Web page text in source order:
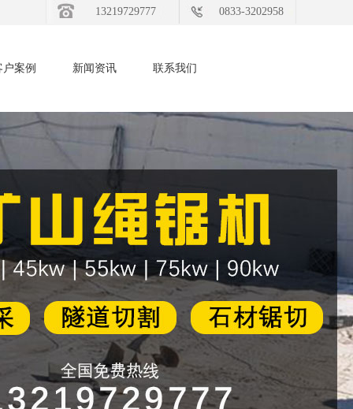
13219729777 0833-3202958
户案例 新闻资讯 联系我们